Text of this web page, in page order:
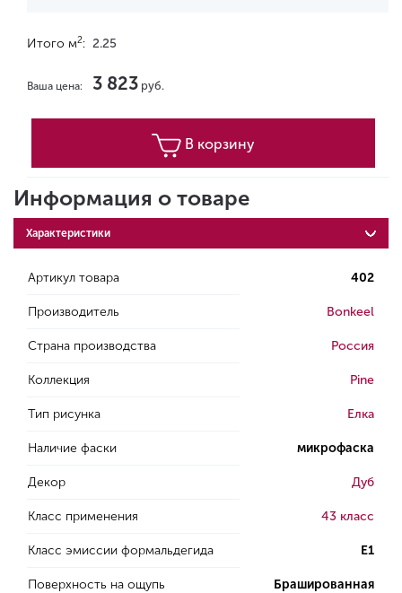
Итого м2: 2.25
Ваша цена: 3 823 руб.
В корзину
Информация о товаре
Характеристики
Артикул товара 402
Производитель Bonkeel
Страна производства Россия
Коллекция Pine
Тип рисунка Елка
Наличие фаски микрофаска
Декор Дуб
Класс применения 43 класс
Класс эмиссии формальдегида E1
Поверхность на ощупь Брашированная